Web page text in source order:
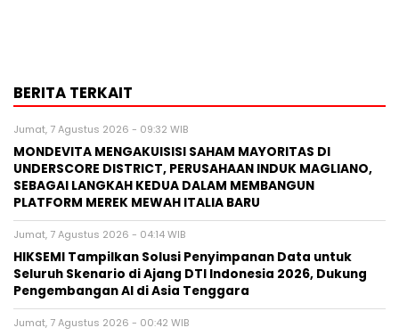
BERITA TERKAIT
Jumat, 7 Agustus 2026 - 09:32 WIB
MONDEVITA MENGAKUISISI SAHAM MAYORITAS DI
UNDERSCORE DISTRICT, PERUSAHAAN INDUK MAGLIANO,
SEBAGAI LANGKAH KEDUA DALAM MEMBANGUN
PLATFORM MEREK MEWAH ITALIA BARU
Jumat, 7 Agustus 2026 - 04:14 WIB
HIKSEMI Tampilkan Solusi Penyimpanan Data untuk
Seluruh Skenario di Ajang DTI Indonesia 2026, Dukung
Pengembangan AI di Asia Tenggara
Jumat, 7 Agustus 2026 - 00:42 WIB